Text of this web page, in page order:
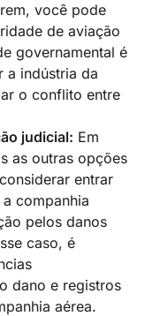
você pode
de aviação
governamental é
a indústria da
o conflito entre
judicial: Em
as outras opções
entrar
companhia
pelos danos
caso, é
dano e registros
aérea.